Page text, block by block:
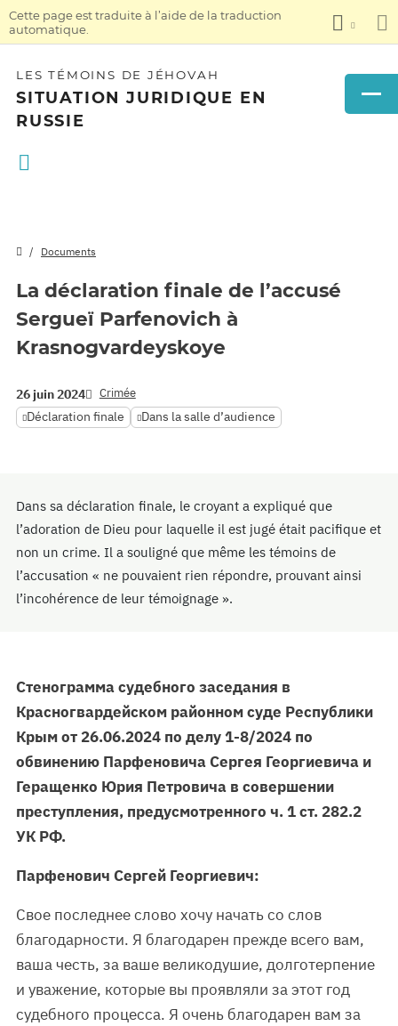
Cette page est traduite à l’aide de la traduction
automatique.
LES TÉMOINS DE JÉHOVAH
SITUATION JURIDIQUE EN
RUSSIE
Documents
La déclaration finale de l’accusé
Sergueï Parfenovich à
Krasnogvardeyskoye
26 juin 2024 Crimée
Déclaration finale Dans la salle d’audience
Dans sa déclaration finale, le croyant a expliqué que
l’adoration de Dieu pour laquelle il est jugé était pacifique et
non un crime. Il a souligné que même les témoins de
l’accusation « ne pouvaient rien répondre, prouvant ainsi
l’incohérence de leur témoignage ».
Стенограмма судебного заседания в
Красногвардейском районном суде Республики
Крым от 26.06.2024 по делу 1-8/2024 по
обвинению Парфеновича Сергея Георгиевича и
Геращенко Юрия Петровича в совершении
преступления, предусмотренного ч. 1 ст. 282.2
УК РФ.
Парфенович Сергей Георгиевич:
Свое последнее слово хочу начать со слов
благодарности. Я благодарен прежде всего вам,
ваша честь, за ваше великодушие, долготерпение
и уважение, которые вы проявляли за этот год
судебного процесса. Я очень благодарен вам за